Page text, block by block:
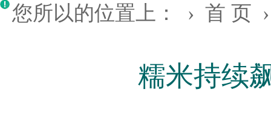
您所以的位置上： › 首 页
糯米持续